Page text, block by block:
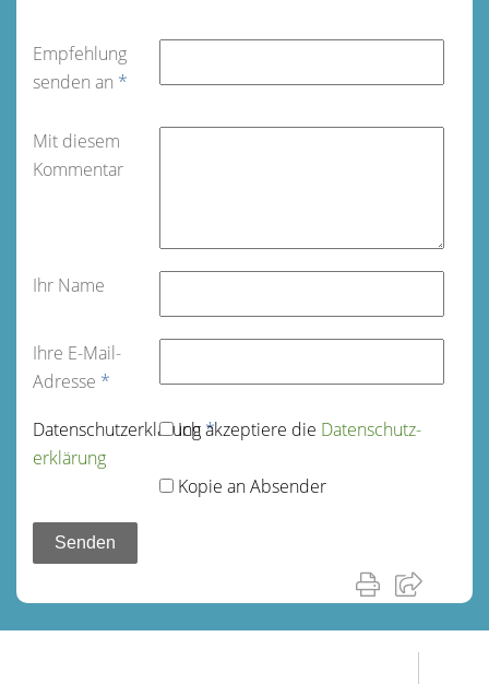
Empfehlung
senden an *
Mit diesem
Kommentar
Ihr Name
Ihre E-Mail-
Adresse *
Datenschutz­erklärung*
Ich akzeptiere die Datenschutz­
erklärung
Kopie an Absender